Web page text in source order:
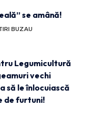
se amână!
BUZAU
Legumicultură
vechi
să le înlocuiască
de furtuni!